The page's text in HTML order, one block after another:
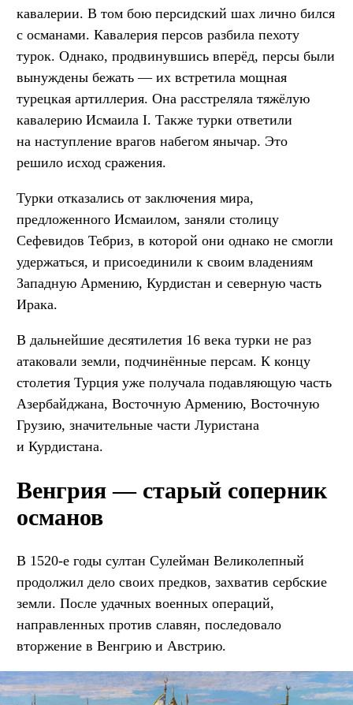
кавалерии. В том бою персидский шах лично бился
с османами. Кавалерия персов разбила пехоту
турок. Однако, продвинувшись вперёд, персы были
вынуждены бежать — их встретила мощная
турецкая артиллерия. Она расстреляла тяжёлую
кавалерию Исмаила I. Также турки ответили
на наступление врагов набегом янычар. Это
решило исход сражения.
Турки отказались от заключения мира,
предложенного Исмаилом, заняли столицу
Сефевидов Тебриз, в которой они однако не смогли
удержаться, и присоединили к своим владениям
Западную Армению, Курдистан и северную часть
Ирака.
В дальнейшие десятилетия 16 века турки не раз
атаковали земли, подчинённые персам. К концу
столетия Турция уже получала подавляющую часть
Азербайджана, Восточную Армению, Восточную
Грузию, значительные части Луристана
и Курдистана.
Венгрия — старый соперник
османов
В 1520-е годы султан Сулейман Великолепный
продолжил дело своих предков, захватив сербские
земли. После удачных военных операций,
направленных против славян, последовало
вторжение в Венгрию и Австрию.